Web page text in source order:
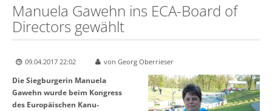
Manuela Gawehn ins ECA-Board of
Directors gewählt
09.04.2017 22:02 von Georg Oberrieser
Die Siegburgerin Manuela
Gawehn wurde beim Kongress
des Europäischen Kanu-